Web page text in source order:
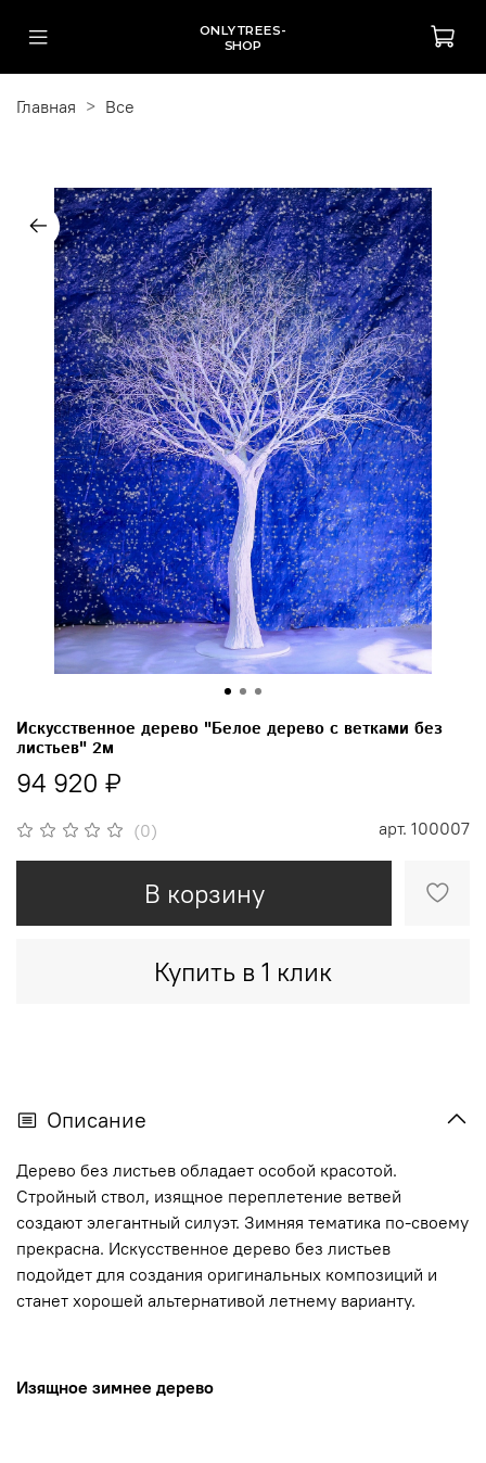
ONLYTREES-
SHOP
Главная Все
(0) арт. 100007
Искусственное дерево "Белое дерево с ветками без
листьев" 2м
94 920 ₽
В корзину
Купить в 1 клик
Описание
Дерево без листьев обладает особой красотой.
Стройный ствол, изящное переплетение ветвей
создают элегантный силуэт. Зимняя тематика по-своему
прекрасна. Искусственное дерево без листьев
подойдет для создания оригинальных композиций и
станет хорошей альтернативой летнему варианту.
Изящное зимнее дерево